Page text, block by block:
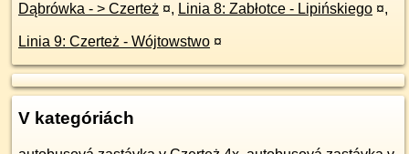
Dąbrówka - > Czerteż ¤, Linia 8: Zabłotce - Lipińskiego ¤,
Linia 9: Czerteż - Wójtowstwo ¤
V kategóriách